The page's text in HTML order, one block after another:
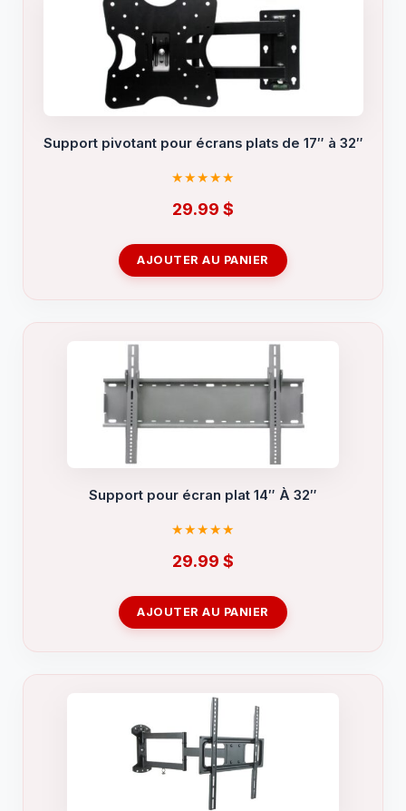
Support pivotant pour écrans plats de 17″ à 32″
29.99 $
AJOUTER AU PANIER
Support pour écran plat 14″ À 32″
29.99 $
AJOUTER AU PANIER